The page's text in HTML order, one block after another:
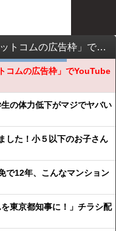
【都知事選】石丸伸二が「選挙ドットコムの広告枠」でYouTube広告配信→石丸信者「蓮舫も違反してる」「論点がショボい」「正義マンのせいで候補者がいなくなる」
コムの広告枠」でYouTube
の体力低下がマジでヤバい
した！小５以下のお子さん
で12年、こんなマンション
東京都知事に！」チラシ配